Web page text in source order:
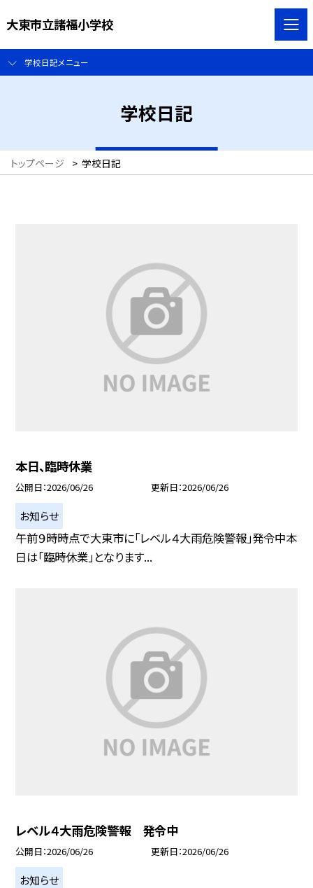
大東市立諸福小学校
学校日記メニュー
学校日記
トップページ > 学校日記
本日、臨時休業
公開日 2026/06/26 更新日 2026/06/26
お知らせ
午前９時時点で大東市に「レベル４大雨危険警報」発令中本
日は「臨時休業」となります...
レベル４大雨危険警報 発令中
公開日 2026/06/26 更新日 2026/06/26
お知らせ